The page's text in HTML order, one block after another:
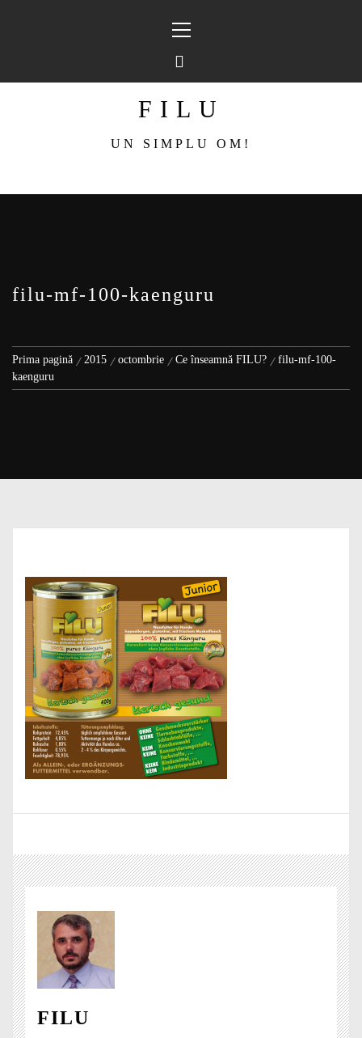
principal
FILU
UN SIMPLU OM!
filu-mf-100-kaenguru
Prima pagină 2015 octombrie Ce înseamnă FILU?
filu-mf-100-
kaenguru
FILU